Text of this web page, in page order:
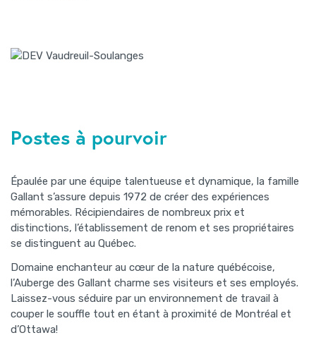
Postes à pourvoir
Épaulée par une équipe talentueuse et dynamique, la famille
Gallant s’assure depuis 1972 de créer des expériences
mémorables. Récipiendaires de nombreux prix et
distinctions, l’établissement de renom et ses propriétaires
se distinguent au Québec.
Domaine enchanteur au cœur de la nature québécoise,
l’Auberge des Gallant charme ses visiteurs et ses employés.
Laissez-vous séduire par un environnement de travail à
couper le souffle tout en étant à proximité de Montréal et
d’Ottawa!